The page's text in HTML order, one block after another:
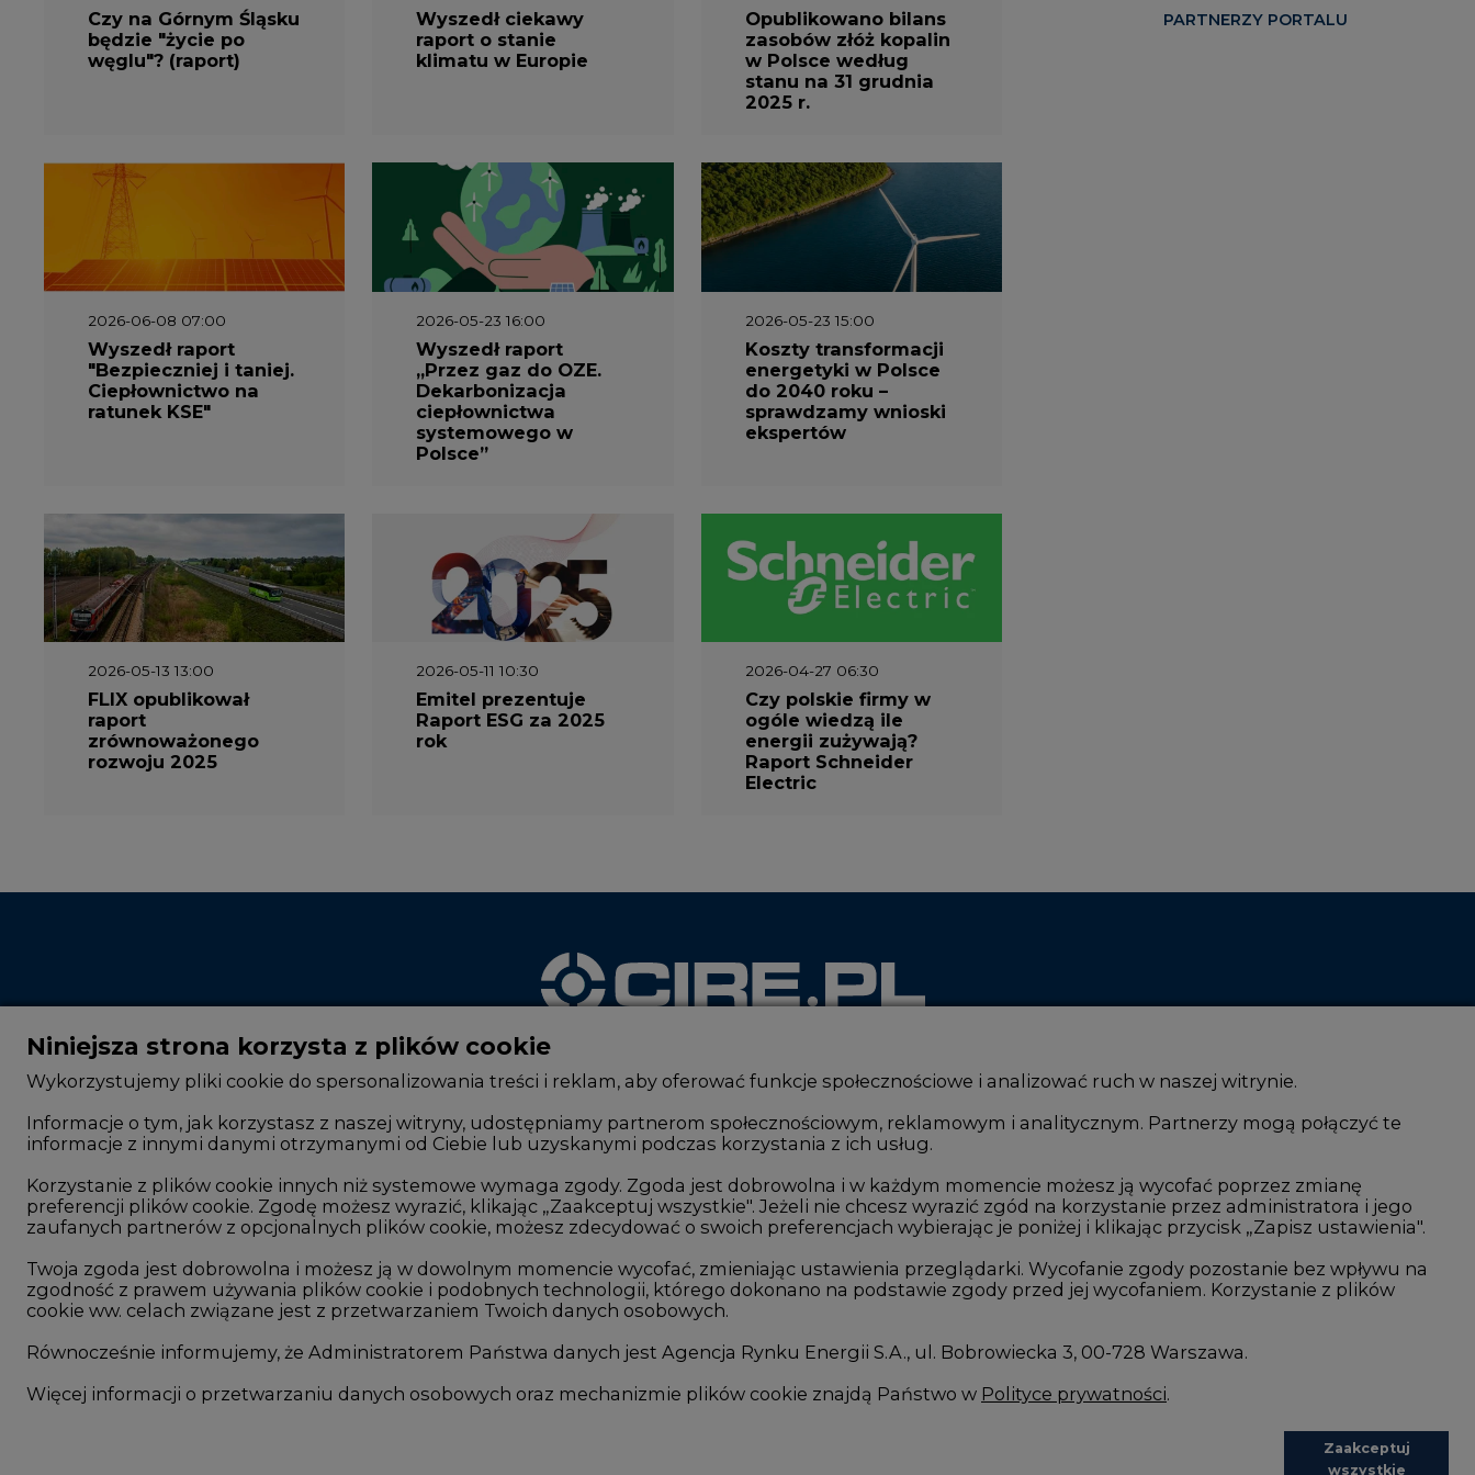
Czy na Górnym Śląsku
będzie "życie po
węglu"? (raport)
Wyszedł ciekawy
raport o stanie
klimatu w Europie
Opublikowano bilans
zasobów złóż kopalin
w Polsce według
stanu na 31 grudnia
2025 r.
2026-06-08 07:00
Wyszedł raport
"Bezpieczniej i taniej.
Ciepłownictwo na
ratunek KSE"
2026-05-23 16:00
Wyszedł raport
„Przez gaz do OZE.
Dekarbonizacja
ciepłownictwa
systemowego w
Polsce”
2026-05-23 15:00
Koszty transformacji
energetyki w Polsce
do 2040 roku –
sprawdzamy wnioski
ekspertów
2026-05-13 13:00
FLIX opublikował
raport
zrównoważonego
rozwoju 2025
2026-05-11 10:30
Emitel prezentuje
Raport ESG za 2025
rok
2026-04-27 06:30
Czy polskie firmy w
ogóle wiedzą ile
energii zużywają?
Raport Schneider
Electric
PARTNERZY PORTALU
CIRE - kim jesteśmy
Reklamuj się na CIRE
Patronat medialny CIRE
ARE - wydawca portalu CIRE
Zasady korzystania z portalu
Rok 2025 na CIRE
Rok 2024 na CIRE
Rok 2023 na CIRE
Rok 2022 na CIRE
RODO
Komentarze rynkowe
Zmiany kadrowe na rynku
Studio CIRE
Rozmowy o energetyce
Gospodarka
Geopolityka
Innowacje i AI
Telekomunikacja i IT
Handel emisjami CO2
Górnictwo
Fotowoltaika
Offshore wind
Magazyny energii
Zielone samorządy
Niniejsza strona korzysta z plików cookie
Wykorzystujemy pliki cookie do spersonalizowania treści i reklam, aby oferować funkcje społecznościowe i analizować ruch w naszej witrynie.
Informacje o tym, jak korzystasz z naszej witryny, udostępniamy partnerom społecznościowym, reklamowym i analitycznym. Partnerzy mogą połączyć te
informacje z innymi danymi otrzymanymi od Ciebie lub uzyskanymi podczas korzystania z ich usług.
Korzystanie z plików cookie innych niż systemowe wymaga zgody. Zgoda jest dobrowolna i w każdym momencie możesz ją wycofać poprzez zmianę
preferencji plików cookie. Zgodę możesz wyrazić, klikając „Zaakceptuj wszystkie". Jeżeli nie chcesz wyrazić zgód na korzystanie przez administratora i jego
zaufanych partnerów z opcjonalnych plików cookie, możesz zdecydować o swoich preferencjach wybierając je poniżej i klikając przycisk „Zapisz ustawienia".
Twoja zgoda jest dobrowolna i możesz ją w dowolnym momencie wycofać, zmieniając ustawienia przeglądarki. Wycofanie zgody pozostanie bez wpływu na
zgodność z prawem używania plików cookie i podobnych technologii, którego dokonano na podstawie zgody przed jej wycofaniem. Korzystanie z plików
cookie ww. celach związane jest z przetwarzaniem Twoich danych osobowych.
Równocześnie informujemy, że Administratorem Państwa danych jest Agencja Rynku Energii S.A., ul. Bobrowiecka 3, 00-728 Warszawa.
Więcej informacji o przetwarzaniu danych osobowych oraz mechanizmie plików cookie znajdą Państwo w Polityce prywatności.
Zaakceptuj
wszystkie